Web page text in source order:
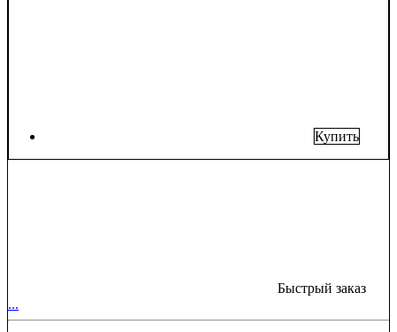
Купить
Быстрый заказ
...